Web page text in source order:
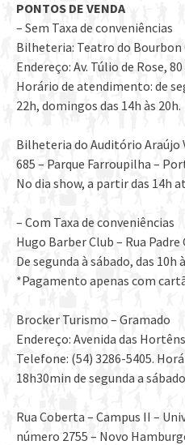
PONTOS DE VENDA
– Sem Taxa de conveniências
Bilheteria: Teatro do Bourbon
Endereço: Av. Túlio de Rose, 80
Horário de atendimento: de
22h, domingos das 14h às 20h.
Bilheteria do Auditório Araújo
685 – Parque Farroupilha –
No dia show, a partir das 14h
– Com Taxa de conveniências
Hugo Barber Club – Rua
De segunda à sábado, das 10h
*Pagamento apenas com
Brocker Turismo – Gramado
Endereço: Avenida das
Telefone: (54) 3286-5405.
18h30min de segunda a
Rua Coberta – Campus II –
número 2755 – Novo